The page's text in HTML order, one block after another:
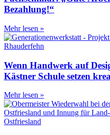
Bezahlung!“
Mehr lesen »
Wenn Handwerk auf
Kästner Schule setzen
Mehr lesen »